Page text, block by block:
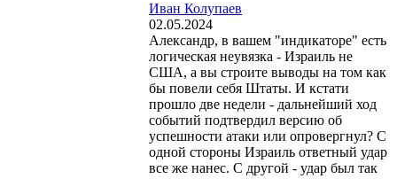
Иван Колупаев
02.05.2024
Александр, в вашем "индикаторе" есть
логическая неувязка - Израиль не
США, а вы строите выводы на том как
бы повели себя Штаты. И кстати
прошло две недели - дальнейший ход
событий подтвердил версию об
успешности атаки или опровергнул? С
одной стороны Израиль ответный удар
все же нанес. С другой - удар был так